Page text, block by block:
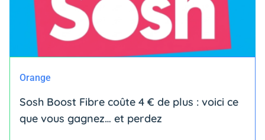
Orange
Sosh Boost Fibre coûte 4 € de plus : voici ce
que vous gagnez… et perdez